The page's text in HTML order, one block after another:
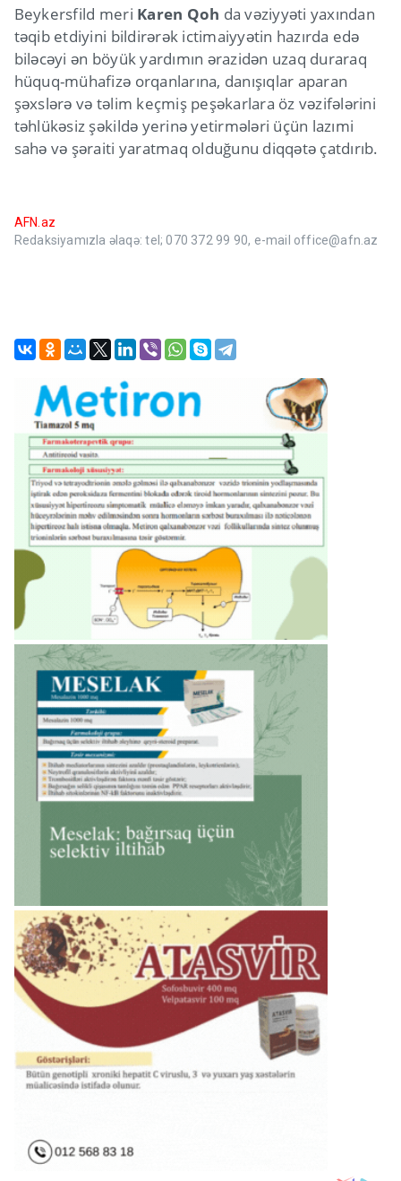
Beykersfild meri Karen Qoh da vəziyyəti yaxından
təqib etdiyini bildirərək ictimaiyyətin hazırda edə
biləcəyi ən böyük yardımın ərazidən uzaq duraraq
hüquq-mühafizə orqanlarına, danışıqlar aparan
şəxslərə və təlim keçmiş peşəkarlara öz vəzifələrini
təhlükəsiz şəkildə yerinə yetirmələri üçün lazımi
sahə və şəraiti yaratmaq olduğunu diqqətə çatdırıb.
AFN.az
Redaksiyamızla əlaqə: tel; 070 372 99 90, e-mail office@afn.az